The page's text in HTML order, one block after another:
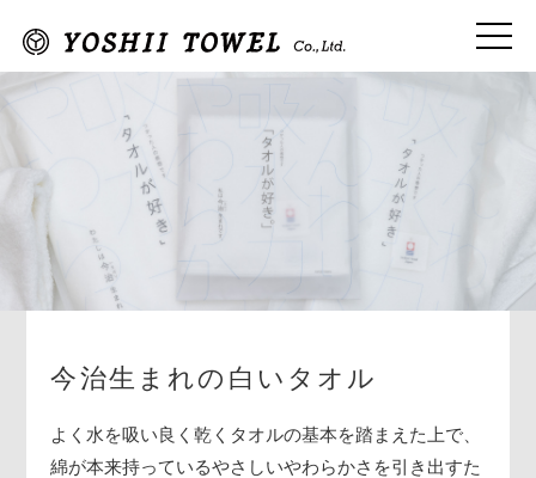
今治生まれの白いタオル
よく水を吸い良く乾くタオルの基本を踏まえた上で、
綿が本来持っているやさしいやわらかさを引き出すた